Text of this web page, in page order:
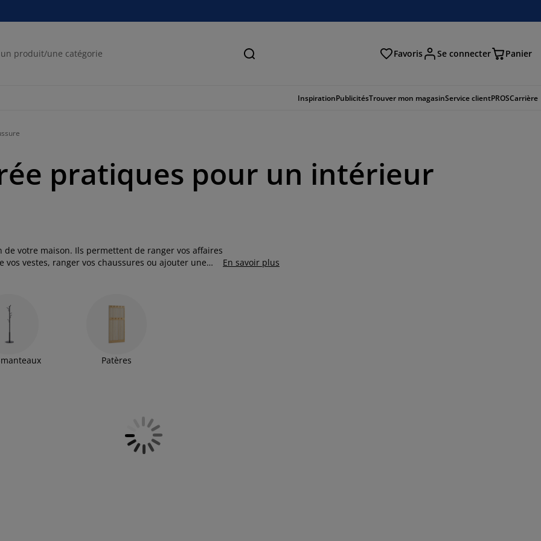
Chercher Favoris Se connecter Panier
InspirationPublicitésTrouver mon magasinService clientPROSCarrière
pratiques pour un intérieur
de votre maison. Ils permettent de ranger vos affaires
vestes, ranger vos chaussures ou ajouter une
En savoir plus
Patères